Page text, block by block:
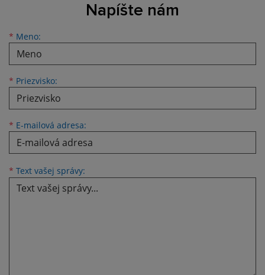
Napíšte nám
* Meno:
Meno
* Priezvisko:
Priezvisko
* E-mailová adresa:
E-mailová adresa
* Text vašej správy: